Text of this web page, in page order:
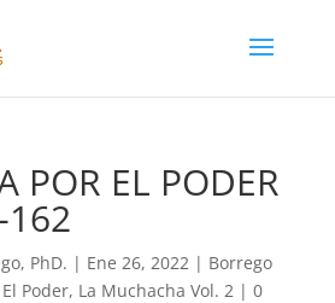
POR EL PODER
162
PhD. | Ene 26, 2022| Borrego
Poder, La Muchacha Vol. 2| 0